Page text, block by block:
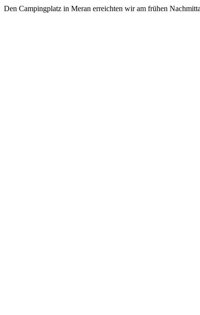
Den Campingplatz in Meran erreichten wir am frühen